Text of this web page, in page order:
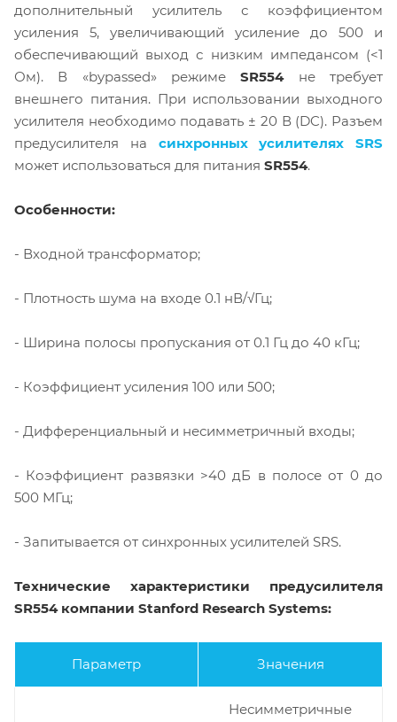
дополнительный усилитель с коэффициентом
усиления 5, увеличивающий усиление до 500 и
обеспечивающий выход с низким импедансом (<1
Ом). В «bypassed» режимеSR554не требует
внешнего питания. При использовании выходного
усилителя необходимо подавать ± 20 В (DC). Разъем
предусилителя на синхронных усилителях SRS
может использоваться для питания SR554.
Особенности:
- Входной трансформатор;
- Плотность шума на входе 0.1 нВ/√Гц;
- Ширина полосы пропускания от 0.1 Гц до 40 кГц;
- Коэффициент усиления 100 или 500;
- Дифференциальный и несимметричный входы;
- Коэффициент развязки >40 дБ в полосе от 0 до
500 МГц;
- Запитывается от синхронных усилителей SRS.
Технические характеристики предусилителя
SR554 компании Stanford Research Systems:
Параметр Значения
Несимметричные